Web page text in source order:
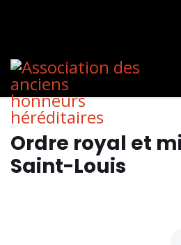
Ordre royal et
Saint-Louis